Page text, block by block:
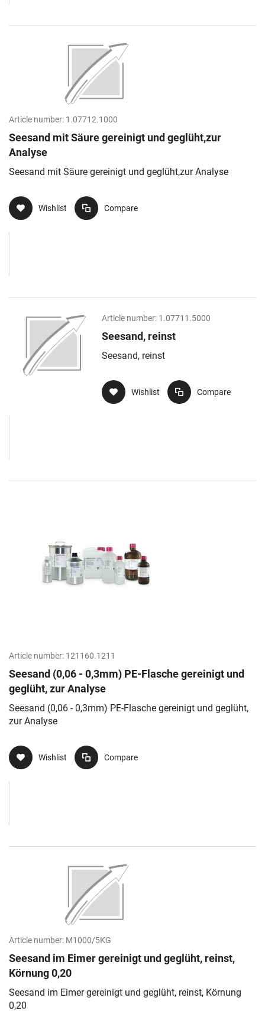
Article number: 1.07712.1000
Seesand mit Säure gereinigt und geglüht,zur
Analyse
Seesand mit Säure gereinigt und geglüht,zur Analyse
Wishlist Compare
Article number: 1.07711.5000
Seesand, reinst
Seesand, reinst
Wishlist Compare
Article number: 121160.1211
Seesand (0,06 - 0,3mm) PE-Flasche gereinigt und
geglüht, zur Analyse
Seesand (0,06 - 0,3mm) PE-Flasche gereinigt und geglüht,
zur Analyse
Wishlist Compare
Article number: M1000/5KG
Seesand im Eimer gereinigt und geglüht, reinst,
Körnung 0,20
Seesand im Eimer gereinigt und geglüht, reinst, Körnung
0,20